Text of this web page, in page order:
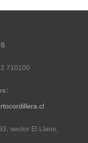
710100
sector El Llano,